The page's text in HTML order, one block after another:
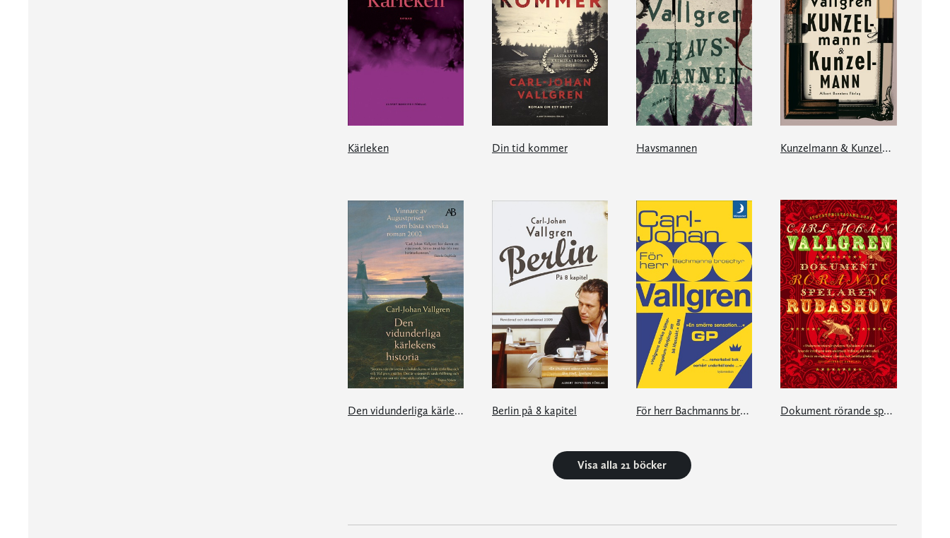
Kärleken Din tid kommer Havsmannen Kunzelmann & Kunzelmann
Den vidunderliga kärlekens historia Berlin på 8 kapitel För herr Bachmanns broschyr Dokument rörande spelaren Rubashov
Visa alla 21 böcker